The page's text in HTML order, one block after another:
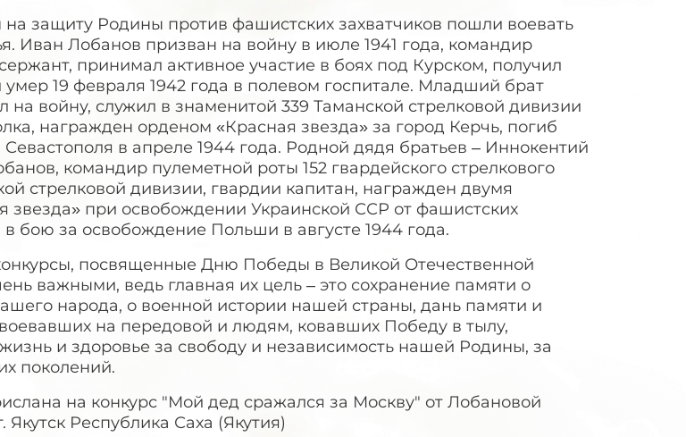
защиту Родины против фашистских захватчиков пошли воевать
Иван Лобанов призван на войну в июле 1941 года, командир
принимал активное участие в боях под Курском, получил
19 февраля 1942 года в полевом госпитале. Младший брат
на войну, служил в знаменитой 339 Таманской стрелковой дивизии
награжден орденом «Красная звезда» за город Керчь, погиб
в апреле 1944 года. Родной дядя братьев – Иннокентий
командир пулеметной роты 152 гвардейского стрелкового
стрелковой дивизии, гвардии капитан, награжден двумя
звезда» при освобождении Украинской ССР от фашистских
в бою за освобождение Польши в августе 1944 года.
посвященные Дню Победы в Великой Отечественной
важными, ведь главная их цель – это сохранение памяти о
народа, о военной истории нашей страны, дань памяти и
на передовой и людям, ковавших Победу в тылу,
и здоровье за свободу и независимость нашей Родины, за
поколений.
на конкурс "Мой дед сражался за Москву" от Лобановой
Республика Саха (Якутия)